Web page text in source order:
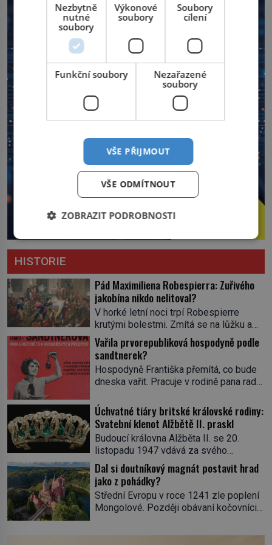
HISTORIE
Pád Maximiliena Robespierra: Zuřivého
jakobína nikdo nelitoval?
V horké letní noci trpí Robespierre
krutými bolestmi. Zmítá se na lůžku a
hlavou mu víří kolotoč myšlenek. Když
se probere z mdlob, vzpomene si na
jednu z pařížských jasnovidek, kterou
před lety navštívil. Prorokovala mu
tragický osud. Tehdy se jí vysmál.
prohlásil o něm jiný významný
francouzský revolucionář, Honoré de
Mirabeau […]
Vařila prvorepubliková hospodyně podle
sandtnerek?
Hospodyně Františka přemítá, co bude
dneska vařit. Pracuje v rodině pana rady
rychle v jedné ze „sandtnerek“.
„Zaplaťpánbůh, že už nemusíme chodit
s lístky,“ povzdechne si směrem ke
služce, kterou má v kuchyni k ruce.
Ještě v prvních letech nové republiky
fungoval kvůli nedostatku zboží
přídělový systém. […]
Úchvatné tiáry britské královské rodiny:
Svatební klenot Alžbětě II. praskl
Budoucí královna Alžběta II. se 20.
listopadu 1947 vdává za svého
vyvoleného Filipa Mountbattena. Aby
měla na obřad ve Westminsteru podle
tradice „něco vypůjčeného“, její matka jí
věnuje jedinečný šperk ze své
soukromé kolekce – diamantovou tiáru
tiára,“ zhodnotil klenot britský politik Sir
Dal si doutníkový magnát postavit hrad
jako z pohádky?
Střední Evropu v roce 1241 zle poplení
Mongolové. Později obávaní kočovníci
Nezbytně
nutné
soubory
Výkonové
soubory
Soubory
cílení
Funkční soubory
Nezařazené
soubory
VŠE PŘIJMOUT
VŠE ODMÍTNOUT
ZOBRAZIT PODROBNOSTI